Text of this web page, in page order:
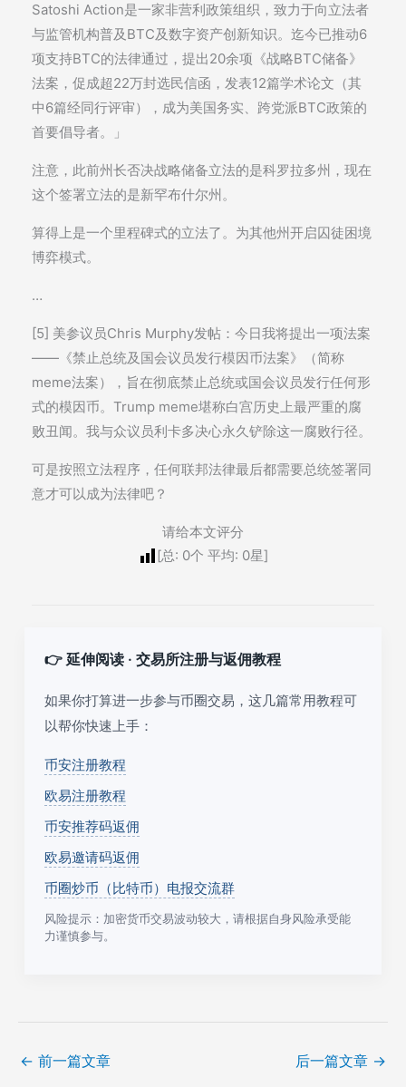
Satoshi Action是一家非营利政策组织，致力于向立法者
与监管机构普及BTC及数字资产创新知识。迄今已推动6
项支持BTC的法律通过，提出20余项《战略BTC储备》
法案，促成超22万封选民信函，发表12篇学术论文（其
中6篇经同行评审），成为美国务实、跨党派BTC政策的
首要倡导者。」
注意，此前州长否决战略储备立法的是科罗拉多州，现在
这个签署立法的是新罕布什尔州。
算得上是一个里程碑式的立法了。为其他州开启囚徒困境
博弈模式。
…
[5] 美参议员Chris Murphy发帖：今日我将提出一项法案
——《禁止总统及国会议员发行模因币法案》（简称
meme法案），旨在彻底禁止总统或国会议员发行任何形
式的模因币。Trump meme堪称白宫历史上最严重的腐
败丑闻。我与众议员利卡多决心永久铲除这一腐败行径。
可是按照立法程序，任何联邦法律最后都需要总统签署同
意才可以成为法律吧？
请给本文评分
[总: 0个 平均: 0星]
👉 延伸阅读 · 交易所注册与返佣教程
如果你打算进一步参与币圈交易，这几篇常用教程可
以帮你快速上手：
币安注册教程
欧易注册教程
币安推荐码返佣
欧易邀请码返佣
币圈炒币（比特币）电报交流群
风险提示：加密货币交易波动较大，请根据自身风险承受能
力谨慎参与。
← 前一篇文章 后一篇文章 →